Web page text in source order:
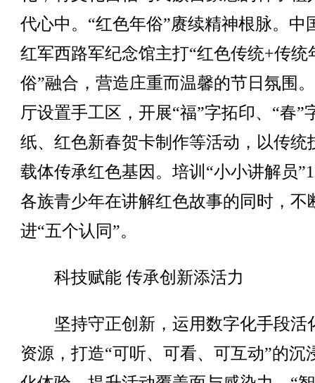
代心中。“红色年俗”赓续精神根脉。中
红军西路军纪念馆主打“红色传统+传统
俗”融合，营造庄重而温馨的节日氛围
厅设置手工区，开展“福”字拓印、“春”
纸、红色新春贺卡制作等活动，以传统
载体传承红色基因。培训“小小讲解员
各族青少年在讲解红色故事的同时，不
进“五个认同”。
科技赋能 传承创新添活力
坚持守正创新，运用数字化手段活
资源，打造“可听、可看、可互动”的沉